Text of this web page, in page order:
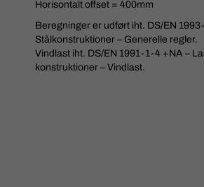
Horisontalt offset = 400mm
Beregninger er udført iht. DS/EN
Stålkonstruktioner – Generelle regler.
Vindlast iht. DS/EN 1991-1-4 +NA –
konstruktioner – Vindlast.